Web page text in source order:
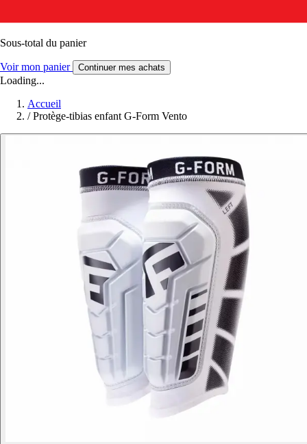
Sous-total du panier
Voir mon panier Continuer mes achats
Loading...
Accueil
/ Protège-tibias enfant G-Form Vento